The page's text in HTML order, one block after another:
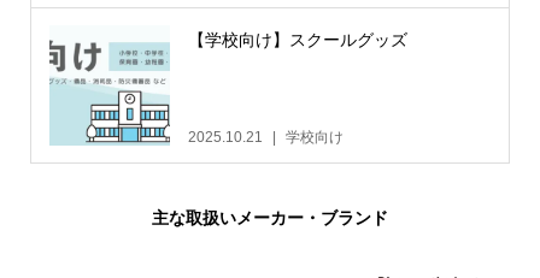
【学校向け】スクールグッズ
2025.10.21 学校向け
主な取扱いメーカー・ブランド